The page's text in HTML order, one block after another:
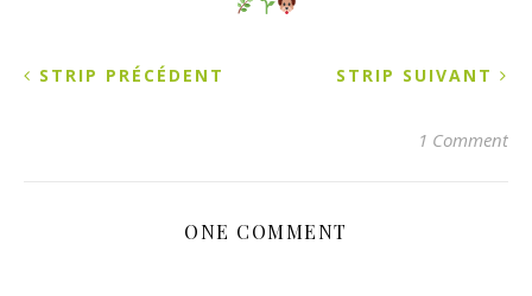
STRIP SUIVANT
STRIP PRÉCÉDENT
1 Comment
ONE COMMENT